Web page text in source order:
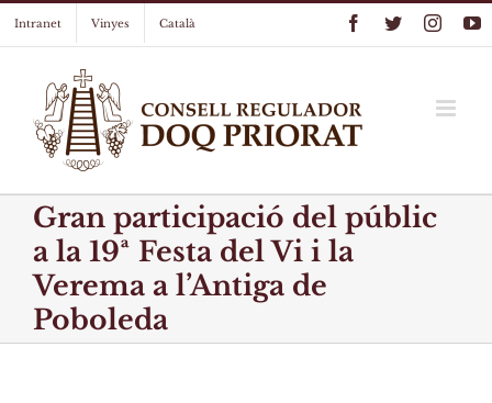
Intranet Vinyes Català Facebook
Twitter
Gran participació del públic
a la 19ª Festa del Vi i la
Verema a l’Antiga de
Poboleda